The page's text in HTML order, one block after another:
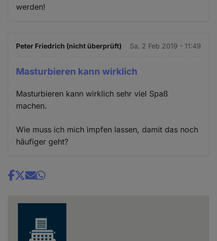
werden!
Peter Friedrich (nicht überprüft) Sa. 2 Feb 2019 - 11:49
Masturbieren kann wirklich
Masturbieren kann wirklich sehr viel Spaß
machen.
Wie muss ich mich impfen lassen, damit das noch
häufiger geht?
Share